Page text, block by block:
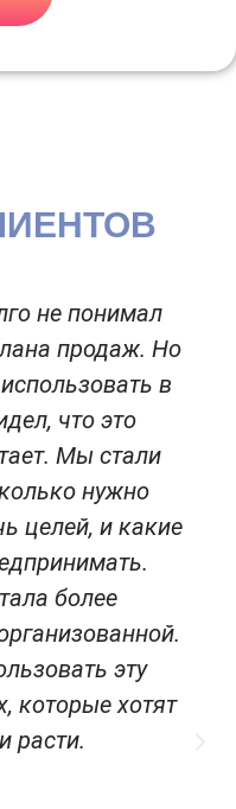
не понимал
продаж. Но
в
что это
Мы стали
нужно
целей, и какие
более
эту
которые хотят
расти.